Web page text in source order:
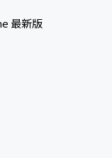
最新版